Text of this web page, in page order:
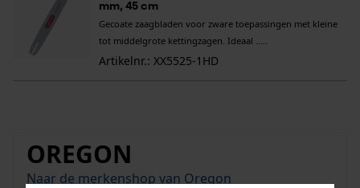
mm, 45 cm
Gecoate zaagbladen voor zware toepassingen met kleine
tot middelgrote kettingzagen. Ideaal .....
Artikelnr.: XX5525-1HD
OREGON
Naar de merkenshop van Oregon